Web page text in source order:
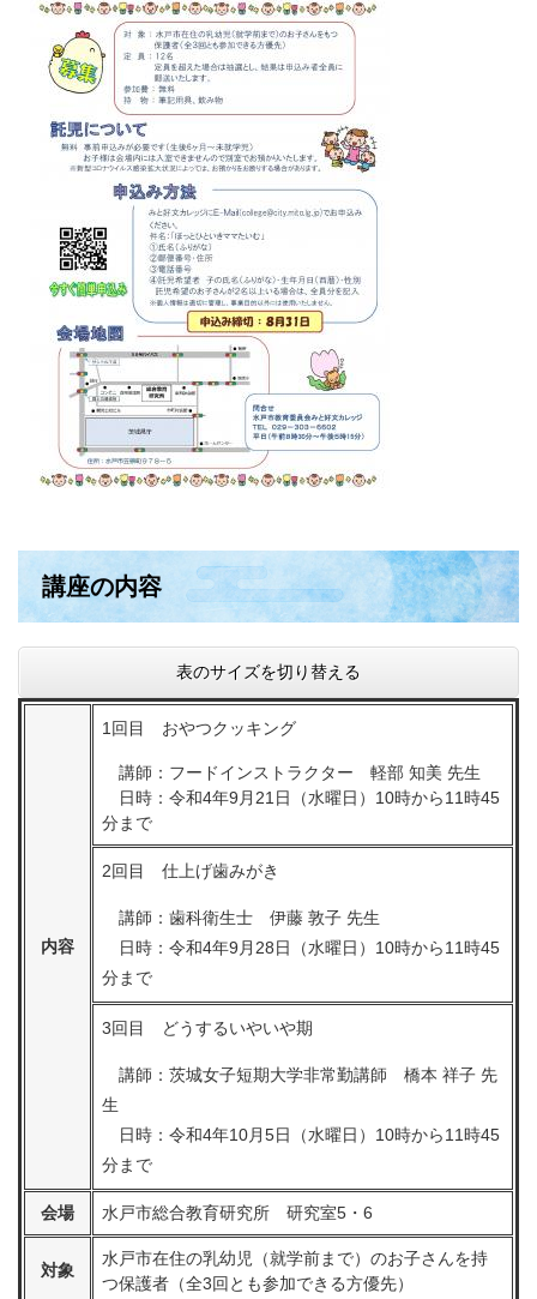
講座の内容
表のサイズを切り替える
内容
1回目 おやつクッキング
講師：フードインストラクター 軽部 知美 先生
日時：令和4年9月21日（水曜日）10時から11時45
分まで
2回目 仕上げ歯みがき
講師：歯科衛生士 伊藤 敦子 先生
日時：令和4年9月28日（水曜日）10時から11時45
分まで
3回目 どうするいやいや期
講師：茨城女子短期大学非常勤講師 橋本 祥子 先
生
日時：令和4年10月5日（水曜日）10時から11時45
分まで
会場 水戸市総合教育研究所 研究室5・6
対象
水戸市在住の乳幼児（就学前まで）のお子さんを持
つ保護者（全3回とも参加できる方優先）